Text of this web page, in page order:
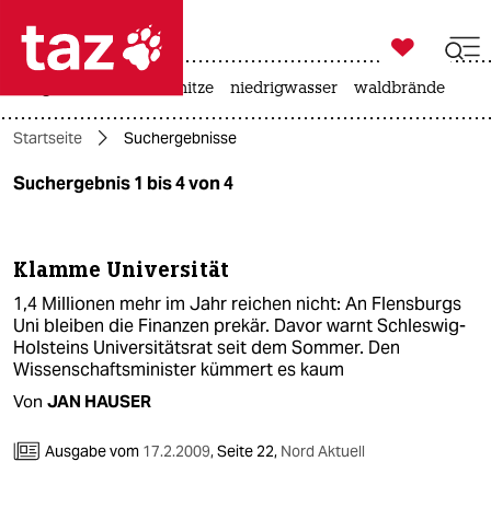
 taz zahl ich
taz zahl ich
themen
öko
gesellschaft
kultur
sport

taz zahl ich
hitze niedrigwasser waldbrände
Startseite Suchergebnisse
Suchergebnis 1 bis 4 von 4
Klamme Universität
1,4 Millionen mehr im Jahr reichen nicht: An Flensburgs
Uni bleiben die Finanzen prekär. Davor warnt Schleswig-
Holsteins Universitätsrat seit dem Sommer. Den
Wissenschaftsminister kümmert es kaum
Von JAN HAUSER
Ausgabe vom 17.2.2009,Seite 22, Nord Aktuell